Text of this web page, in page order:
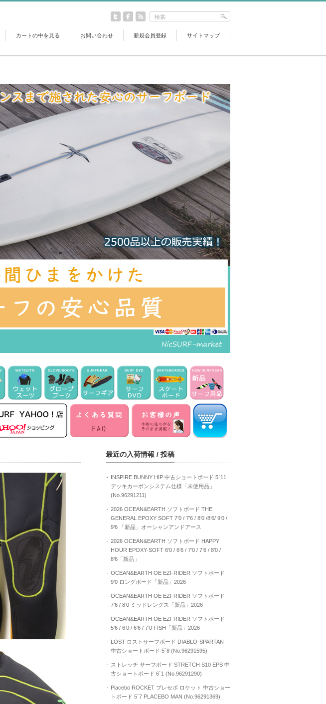
カートの中を見る お問い合わせ 新規会員登録 サイトマップ
最近の入荷情報 / 投稿
INSPIRE BUNNY HIP 中古ショートボード 5`11
デッキカーボンシステム仕様「未使用品」
(No.96291211)
2026 OCEAN&EARTH ソフトボード THE
GENERAL EPOXY SOFT 7’0 / 7’6 / 8’0 /8’6/ 9’0 /
9’6 「新品」オーシャンアンドアース
2026 OCEAN&EARTH ソフトボード HAPPY
HOUR EPOXY-SOFT 6’0 / 6’6 / 7’0 / 7’6 / 8’0 /
8’6「新品」
OCEAN&EARTH OE EZI-RIDER ソフトボード
9’0 ロングボード「新品」2026
OCEAN&EARTH OE EZI-RIDER ソフトボード
7’6 / 8’0 ミッドレングス「新品」2026
OCEAN&EARTH OE EZI-RIDER ソフトボード
5’6 / 6’0 / 6’6 / 7’0 FISH「新品」2026
LOST ロストサーフボード DIABLO-SPARTAN
中古ショートボード 5`8 (No.96291595)
ストレッチ サーフボード STRETCH S10 EPS 中
古ショートボード 6`1 (No.96291290)
Placebo ROCKET プレセボ ロケット 中古ショー
トボード 5`7 PLACEBO MAN (No.96291369)